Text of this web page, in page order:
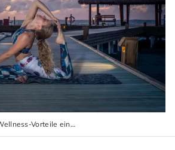
Die besten Wellness-Vorteile eines Aufenthalts im Reethi Faru